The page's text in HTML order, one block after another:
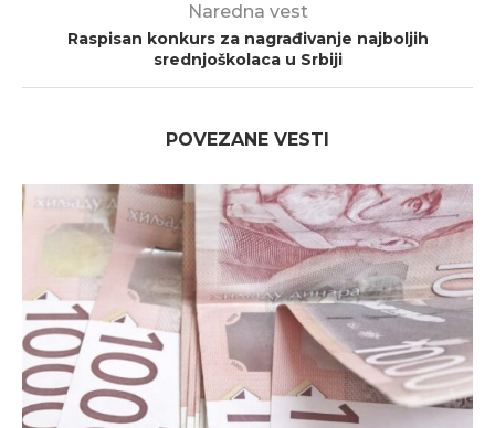
Naredna vest
Raspisan konkurs za nagrađivanje najboljih
srednjoškolaca u Srbiji
POVEZANE VESTI